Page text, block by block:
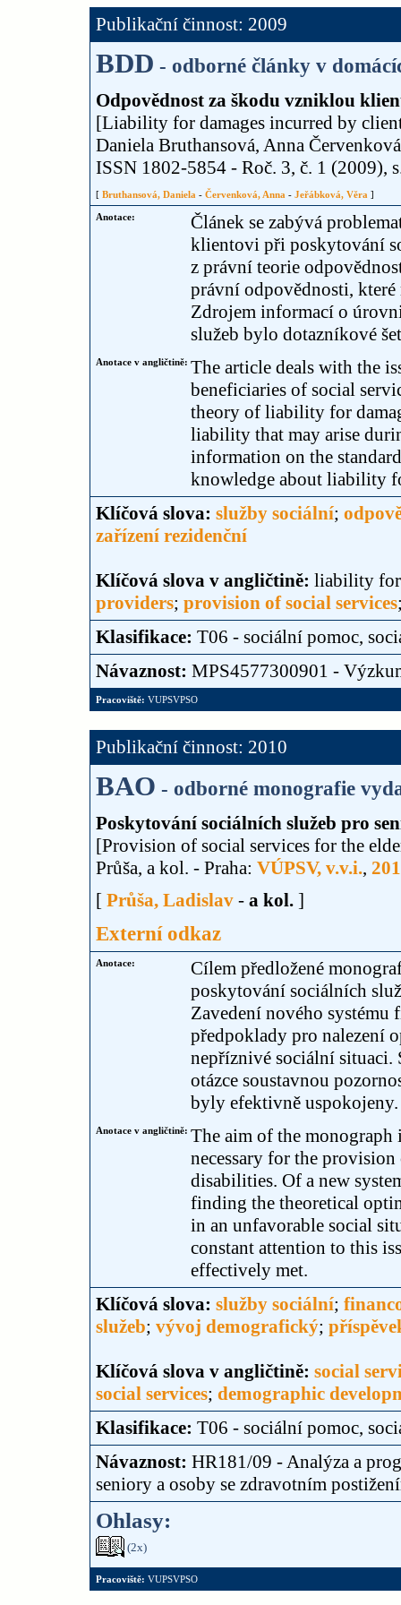
Publikační činnost: 2009
BDD - odborné články v
Odpovědnost za škodu vzniklou
[Liability for damages incurred by
Daniela Bruthansová, Anna
ISSN 1802-5854 - Roč. 3, č. 1 (2009),
[ Bruthansová, Daniela - Červenková, Anna - Jeřábková, Věra ]
Anotace:
Článek se zabývá
klientovi při poskytování
z právní teorie
právní odpovědnosti,
Zdrojem informací o
služeb bylo dotazníkové
Anotace v angličtině: The article deals with the
beneficiaries of social
theory of liability for
liability that may arise
information on the
knowledge about liability
Klíčová slova: služby sociální;
zařízení rezidenční
Klíčová slova v angličtině: liability for
providers; provision of social services
Klasifikace: T06 - sociální pomoc,
Návaznost: MPS4577300901 -
Pracoviště: VUPSVPSO
Publikační činnost: 2010
BAO - odborné monografie
Poskytování sociálních služeb pro
[Provision of social services for the
Průša, a kol. - Praha: VÚPSV, v.v.i.,
[ Průša, Ladislav - a kol. ]
Externí odkaz
Anotace:
Cílem předložené
poskytování sociálních
Zavedení nového
předpoklady pro nalezení
nepříznivé sociální situaci.
otázce soustavnou
byly efektivně uspokojeny.
Anotace v angličtině: The aim of the monograph
necessary for the
disabilities. Of a new
finding the theoretical
in an unfavorable social
constant attention to this
effectively met.
Klíčová slova: služby sociální;
služeb; vývoj demografický;
Klíčová slova v angličtině: social
social services; demographic
Klasifikace: T06 - sociální pomoc,
Návaznost: HR181/09 - Analýza a
seniory a osoby se zdravotním
Ohlasy:
(2x)
Pracoviště: VUPSVPSO